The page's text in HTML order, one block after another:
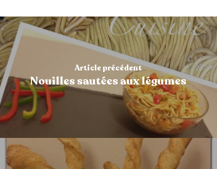
Article précédent
Nouilles sautées aux légumes